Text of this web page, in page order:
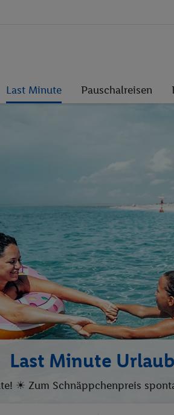
Last Minute Pauschalreisen
Last Minute
☀ Zum Schnäppchenpreis